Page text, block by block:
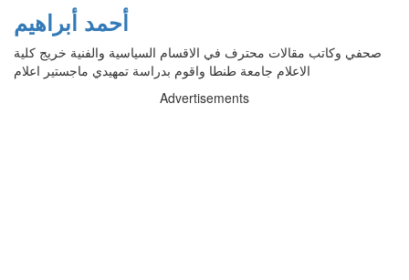
أحمد أبراهيم
صحفي وكاتب مقالات محترف في الاقسام السياسية والفنية خريج كلية
الاعلام جامعة طنطا واقوم بدراسة تمهيدي ماجستير اعلام
Advertisements